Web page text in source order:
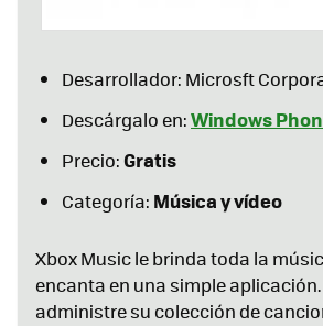
Desarrollador: Microsft
Descárgalo en:Windows
Precio:Gratis
Categoría: Música y vídeo
Xbox Music le brinda toda la
encanta en una simple
administre su colección de